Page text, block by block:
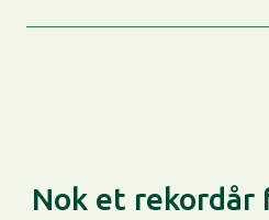
Nok et rekordår